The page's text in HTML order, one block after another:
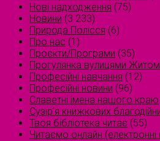
Нові надходження (75)
Новини (3 233)
Природа Полісся (6)
Про нас (1)
Проєкти/Програми (35)
Прогулянка вулицями
Професійні навчання (12)
Професійні новини (96)
Славетні імена нашого краю
Сузірʼя книжкових
Твоя бібліотека читає (55)
Читаємо онлайн (електронні